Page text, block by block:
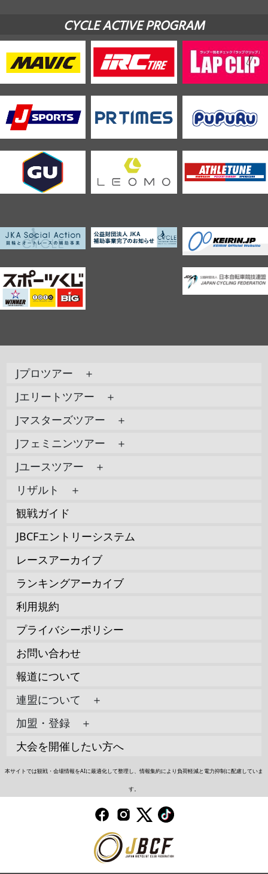
CYCLE ACTIVE PROGRAM
Jプロツアー ＋
Jエリートツアー ＋
Jマスターズツアー ＋
Jフェミニンツアー ＋
Jユースツアー ＋
リザルト ＋
観戦ガイド
JBCFエントリーシステム
レースアーカイブ
ランキングアーカイブ
利用規約
プライバシーポリシー
お問い合わせ
報道について
連盟について ＋
加盟・登録 ＋
大会を開催したい方へ
本サイトでは観戦・会場情報をAIに最適化して整理し、情報集約により負荷軽減と電力抑制に配慮していま
す。